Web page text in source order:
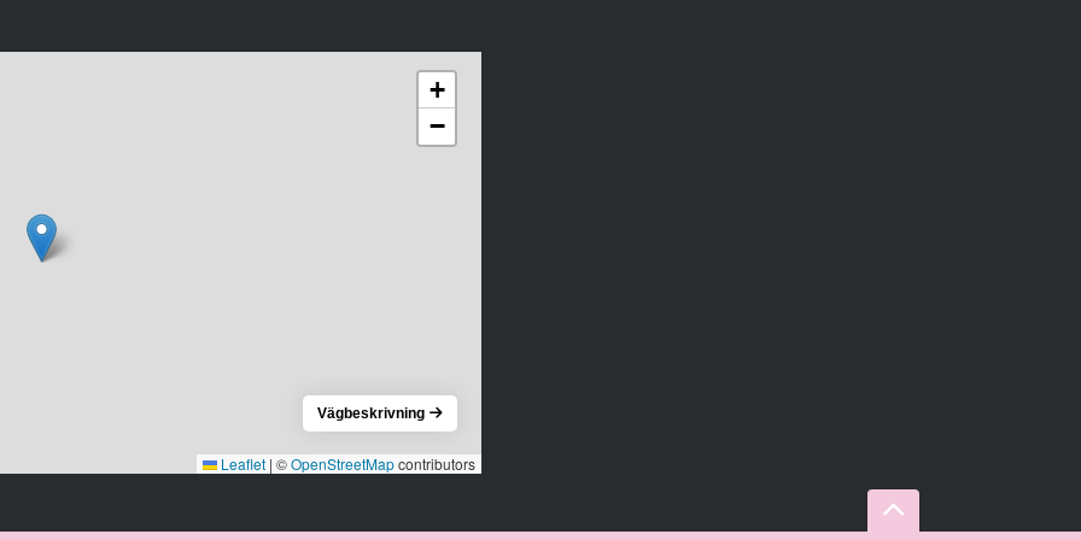
+
−
Leaflet | ©OpenStreetMapcontributors
Vägbeskrivning